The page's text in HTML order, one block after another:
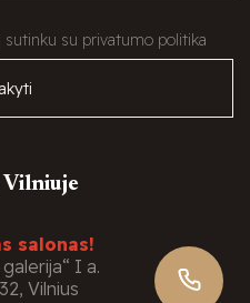
sutinku su privatumo politika
Vilniuje
salonas!
I a.
Vilnius